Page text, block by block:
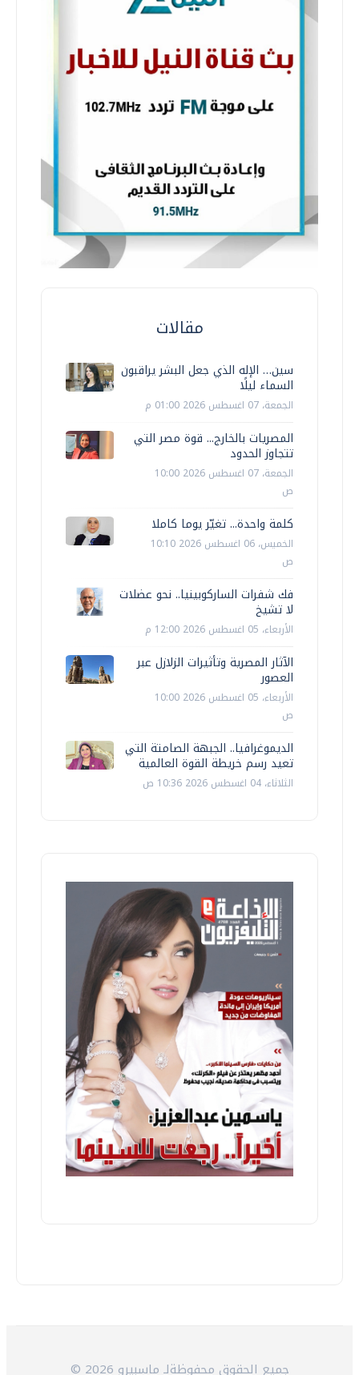
مقالات
سين… الإله الذي جعل البشر يراقبون
السماء ليلًا
الجمعة، 07 اغسطس 2026 01:00 م
المصريات بالخارج... قوة مصر التي
تتجاوز الحدود
الجمعة، 07 اغسطس 2026 10:00
ص
كلمة واحدة... تغيّر يوما كاملا
الخميس، 06 اغسطس 2026 10:10
ص
فك شفرات الساركوبينيا.. نحو عضلات
لا تشيخ
الأربعاء، 05 اغسطس 2026 12:00 م
الآثار المصرية وتأثيرات الزلازل عبر
العصور
الأربعاء، 05 اغسطس 2026 10:00
ص
الديموغرافيا.. الجبهة الصامتة التي
تعيد رسم خريطة القوة العالمية
الثلاثاء، 04 اغسطس 2026 10:36 ص
© 2026 جميع الحقوق محفوظةلـ ماسبيرو